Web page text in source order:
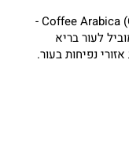
Coffee Arabica (Coffee) Seed Extract -
לעור בריא
נפיחות בעור.